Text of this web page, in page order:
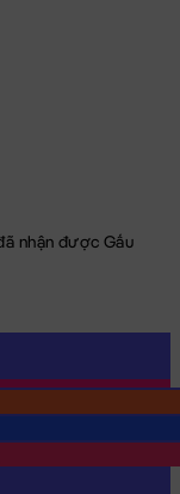
nhận được Gấu